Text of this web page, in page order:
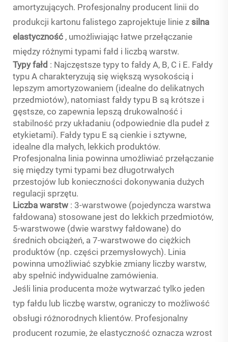
amortyzujących. Profesjonalny producent linii do
produkcji kartonu falistego zaprojektuje linie z silna
elastyczność , umożliwiając łatwe przełączanie
między różnymi typami fałd i liczbą warstw.
Typy fałd : Najczęstsze typy to fałdy A, B, C i E. Fałdy
typu A charakteryzują się większą wysokością i
lepszym amortyzowaniem (idealne do delikatnych
przedmiotów), natomiast fałdy typu B są krótsze i
gęstsze, co zapewnia lepszą drukowalność i
stabilność przy układaniu (odpowiednie dla pudeł z
etykietami). Fałdy typu E są cienkie i sztywne,
idealne dla małych, lekkich produktów.
Profesjonalna linia powinna umożliwiać przełączanie
się między tymi typami bez długotrwałych
przestojów lub konieczności dokonywania dużych
regulacji sprzętu.
Liczba warstw : 3-warstwowe (pojedyncza warstwa
fałdowana) stosowane jest do lekkich przedmiotów,
5-warstwowe (dwie warstwy fałdowane) do
średnich obciążeń, a 7-warstwowe do ciężkich
produktów (np. części przemysłowych). Linia
powinna umożliwiać szybkie zmiany liczby warstw,
aby spełnić indywidualne zamówienia.
Jeśli linia producenta może wytwarzać tylko jeden
typ fałdu lub liczbę warstw, ograniczy to możliwość
obsługi różnorodnych klientów. Profesjonalny
producent rozumie, że elastyczność oznacza wzrost